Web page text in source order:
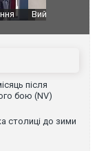
після
бою (NV)
столиці до зими